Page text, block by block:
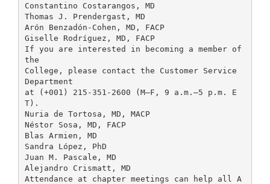
Constantino Costarangos, MD
Thomas J. Prendergast, MD
Arón Benzadón-Cohen, MD, FACP
Giselle Rodríguez, MD, FACP
If you are interested in becoming a member of
the
College, please contact the Customer Service
Department
at (+001) 215-351-2600 (M–F, 9 a.m.–5 p.m. E
T).
Nuria de Tortosa, MD, MACP
Néstor Sosa, MD, FACP
Blas Armien, MD
Sandra López, PhD
Juan M. Pascale, MD
Alejandro Crismatt, MD
Attendance at chapter meetings can help all A